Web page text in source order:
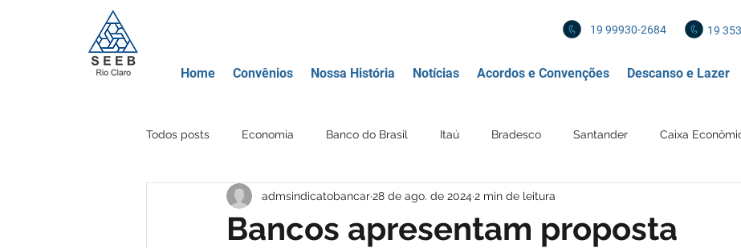
19 99930-2684 19
Home Convênios Nossa História Notícias Acordos e Convenções Descanso e Lazer
Todos posts Economia Banco do Brasil Itaú Bradesco Santander Caixa
Movimento Sindical Educação Financeira Diversos Mercado de Trabalho
Bancos apresentam proposta
admsindicatobancar28 de ago. de 2024 2 min de leitura